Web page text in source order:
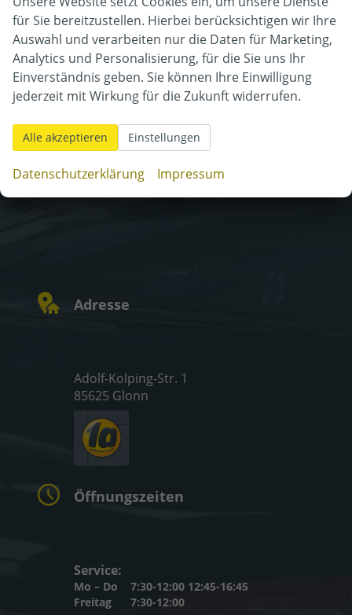
sein?
Wir freuenuns auf Sie!
Adresse
Adolf-Kolping-Str. 1
85625 Glonn
Öffnungszeiten
Service:
Mo – Do
7:30-12:00 12:45-16:45
Freitag
7:30-12:00
für Sie bereitzustellen. Hierbei berücksichtigen wir Ihre
Auswahl und verarbeiten nur die Daten für Marketing,
Analytics und Personalisierung, für die Sie uns Ihr
Einverständnis geben. Sie können Ihre Einwilligung
jederzeit mit Wirkung für die Zukunft widerrufen.
Alle akzeptieren Einstellungen
Datenschutzerklärung Impressum